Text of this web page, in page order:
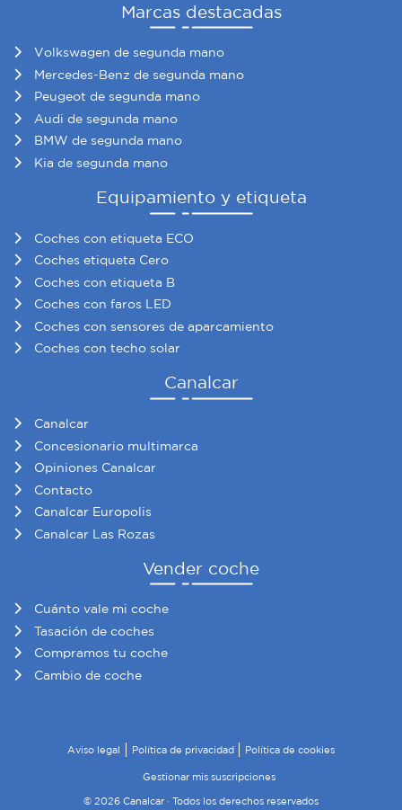
Marcas destacadas
Volkswagen de segunda mano
Mercedes-Benz de segunda mano
Peugeot de segunda mano
Audi de segunda mano
BMW de segunda mano
Kia de segunda mano
Equipamiento y etiqueta
Coches con etiqueta ECO
Coches etiqueta Cero
Coches con etiqueta B
Coches con faros LED
Coches con sensores de aparcamiento
Coches con techo solar
Canalcar
Canalcar
Concesionario multimarca
Opiniones Canalcar
Contacto
Canalcar Europolis
Canalcar Las Rozas
Vender coche
Cuánto vale mi coche
Tasación de coches
Compramos tu coche
Cambio de coche
Aviso legal Política de privacidad Política de cookies
Gestionar mis suscripciones
© 2026 Canalcar · Todos los derechos reservados